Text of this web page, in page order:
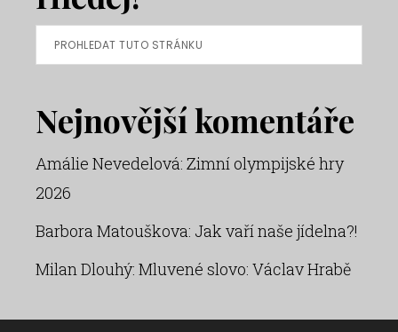
Prohledat
tuto
Nejnovější komentáře
Amálie Nevedelová: Zimní olympijské hry
2026
Barbora Matouškova: Jak vaří naše jídelna?!
Milan Dlouhý: Mluvené slovo: Václav Hrabě